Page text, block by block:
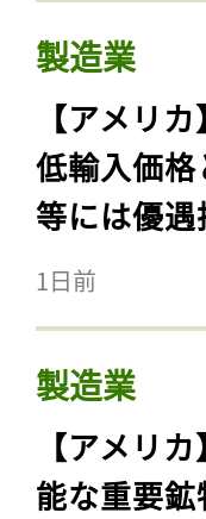
製造業
【アメリ
低輸入価
等には優遇
1日前
製造業
【アメリ
能な重要